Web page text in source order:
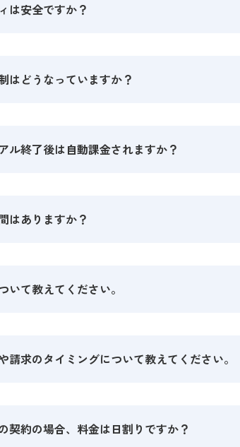
リティマネジメントシステム（ISMS）を取得
こちら
は安全ですか？
はどうなっていますか？
ル終了後は自動課金されますか？
はありますか？
いて教えてください。
請求のタイミングについて教えてください。
契約の場合、料金は日割りですか？